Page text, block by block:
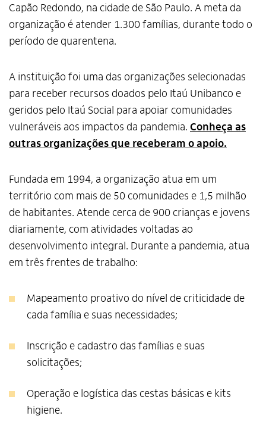
Capão Redondo, na cidade de São Paulo. A meta da
organização é atender 1.300 famílias, durante todo o
período de quarentena.
A instituição foi uma das organizações selecionadas
para receber recursos doados pelo Itaú Unibanco e
geridos pelo Itaú Social para apoiar comunidades
vulneráveis aos impactos da pandemia. Conheça as
outras organizações que receberam o apoio.
Fundada em 1994, a organização atua em um
território com mais de 50 comunidades e 1,5 milhão
de habitantes. Atende cerca de 900 crianças e jovens
diariamente, com atividades voltadas ao
desenvolvimento integral. Durante a pandemia, atua
em três frentes de trabalho:
Mapeamento proativo do nível de criticidade de
cada família e suas necessidades;
Inscrição e cadastro das famílias e suas
solicitações;
Operação e logística das cestas básicas e kits
higiene.